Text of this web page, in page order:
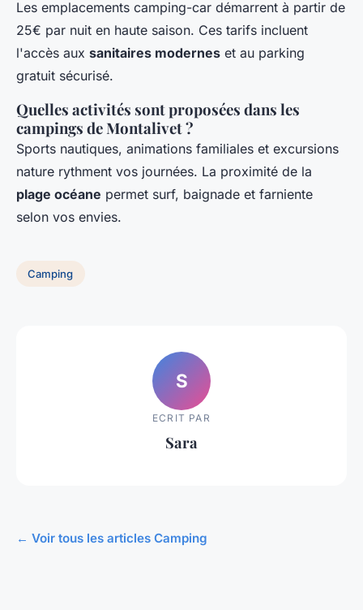
Les emplacements camping-car démarrent à partir de
25€ par nuit en haute saison. Ces tarifs incluent
l'accès aux sanitaires modernes et au parking
gratuit sécurisé.
Quelles activités sont proposées dans les
campings de Montalivet ?
Sports nautiques, animations familiales et excursions
nature rythment vos journées. La proximité de la
plage océane permet surf, baignade et farniente
selon vos envies.
Camping
S
ECRIT PAR
Sara
← Voir tous les articles Camping